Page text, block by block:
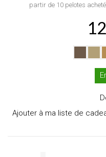
partir de 10 pelotes
Ajouter à ma liste de